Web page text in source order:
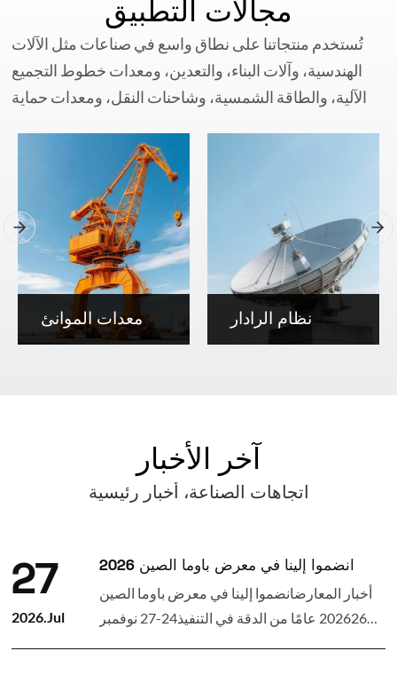
مجالات التطبيق
تُستخدم منتجاتنا على نطاق واسع في صناعات مثل الآلات
الهندسية، وآلات البناء، والتعدين، ومعدات خطوط التجميع
الآلية، والطاقة الشمسية، وشاحنات النقل، ومعدات حماية
من المجالات الأخرى.
معدات الموانئ نظام الرادار
آخر الأخبار
اتجاهات الصناعة، أخبار رئيسية
27
2026.Jul
انضموا إلينا في معرض باوما الصين 2026
أخبار المعارضانضموا إلينا في معرض باوما الصين
202626 عامًا من الدقة في التنفيذ24-27 نوفمبر